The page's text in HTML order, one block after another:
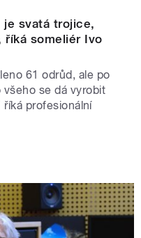
je svatá trojice,
říká someliér Ivo
61 odrůd, ale po
se dá vyrobit
profesionální